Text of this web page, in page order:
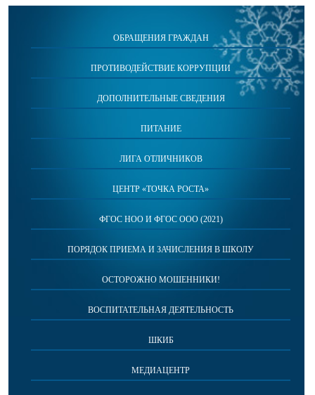
ОБРАЩЕНИЯ ГРАЖДАН
ПРОТИВОДЕЙСТВИЕ КОРРУПЦИИ
ДОПОЛНИТЕЛЬНЫЕ СВЕДЕНИЯ
ПИТАНИЕ
ЛИГА ОТЛИЧНИКОВ
ЦЕНТР «ТОЧКА РОСТА»
ФГОС НОО И ФГОС ООО (2021)
ПОРЯДОК ПРИЕМА И ЗАЧИСЛЕНИЯ В ШКОЛУ
ОСТОРОЖНО МОШЕННИКИ!
ВОСПИТАТЕЛЬНАЯ ДЕЯТЕЛЬНОСТЬ
ШКИБ
МЕДИАЦЕНТР